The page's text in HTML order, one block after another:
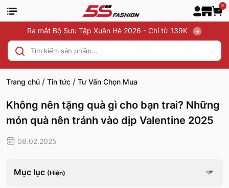
0
Ra mắt Bộ Sưu Tập Xuân Hè 2026 - Chỉ từ 139K
Trang chủ / Tin tức / Tư Vấn Chọn Mua
Không nên tặng quà gì cho bạn trai? Những
món quà nên tránh vào dịp Valentine 2025
08.02.2025
Mục lục (Hiện)